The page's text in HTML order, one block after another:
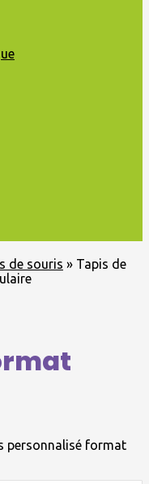
de souris » Tapis de
personnalisé format